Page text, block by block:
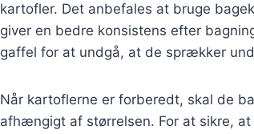
kartofler. Det anbefales at bruge
giver en bedre konsistens efter
gaffel for at undgå, at de sprækker
Når kartoflerne er forberedt, skal de
afhængigt af størrelsen. For at sikre,